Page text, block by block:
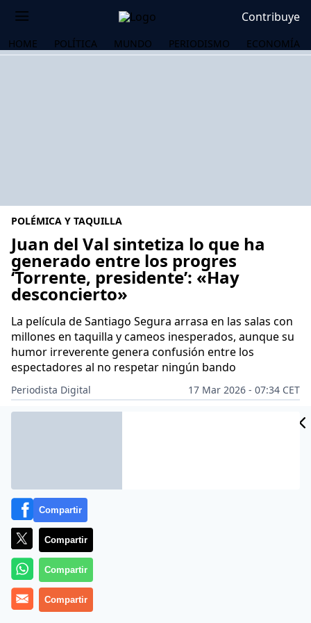
Contribuye
HOME POLÍTICA MUNDO PERIODISMO ECONOMÍA
POLÉMICA Y TAQUILLA
Juan del Val sintetiza lo que ha
generado entre los progres
‘Torrente, presidente’: «Hay
desconcierto»
La película de Santiago Segura arrasa en las salas con
millones en taquilla y cameos inesperados, aunque su
humor irreverente genera confusión entre los
espectadores al no respetar ningún bando
Periodista Digital
17 Mar 2026 - 07:34 CET
Archivado en: CINE Y TEATRO SANTIAGO
Compartir
Compartir
Compartir
Compartir